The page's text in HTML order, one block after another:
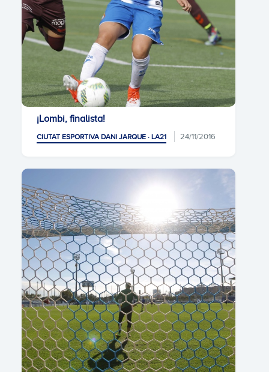
¡Lombi, finalista!
CIUTAT ESPORTIVA DANI JARQUE · LA21 24/11/2016